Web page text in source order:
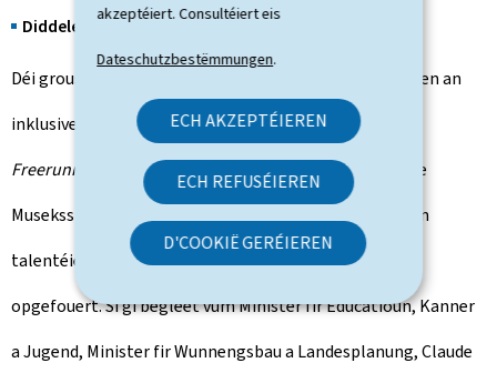
akzeptéiert. Consultéiert eis
Dateschutzbestëmmungen.
ECH AKZEPTÉIEREN
ECH REFUSÉIEREN
D'COOKIË GERÉIEREN
Diddeleng
Déi groussherzoglech Koppel hëlt un engem eemolegen an
inklusive Spektakel deel, wou sech Danz, Akrobatik,
Freerunnin
g, Perkussioun, Zirkus, Sprooch a verschidde
Museksstiler vermëschen. Dëse Spektakel gëtt vu villen
talentéierte Lëtzebuerger an auslänneschen Artisten
opgefouert. Si gi begleet vum Minister fir Educatioun, Kanner
a Jugend, Minister fir Wunnengsbau a Landesplanung, Claude